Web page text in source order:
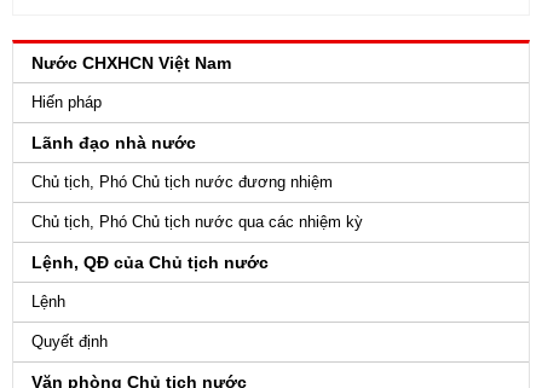
Nước CHXHCN Việt Nam
Hiến pháp
Lãnh đạo nhà nước
Chủ tịch, Phó Chủ tịch nước đương nhiệm
Chủ tịch, Phó Chủ tịch nước qua các nhiệm kỳ
Lệnh, QĐ của Chủ tịch nước
Lệnh
Quyết định
Văn phòng Chủ tịch nước